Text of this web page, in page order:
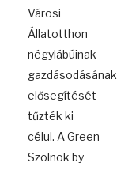
Városi
Állatotthon
négylábúinak
gazdásodásának
elősegítését
tűzték ki
célul. A Green
Szolnok by